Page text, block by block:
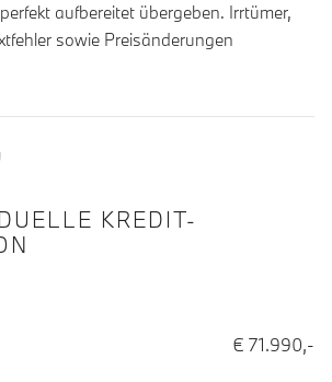
aufbereitet übergeben. Irrtümer,
sowie Preisänderungen
KREDIT-
€ 71.990,-